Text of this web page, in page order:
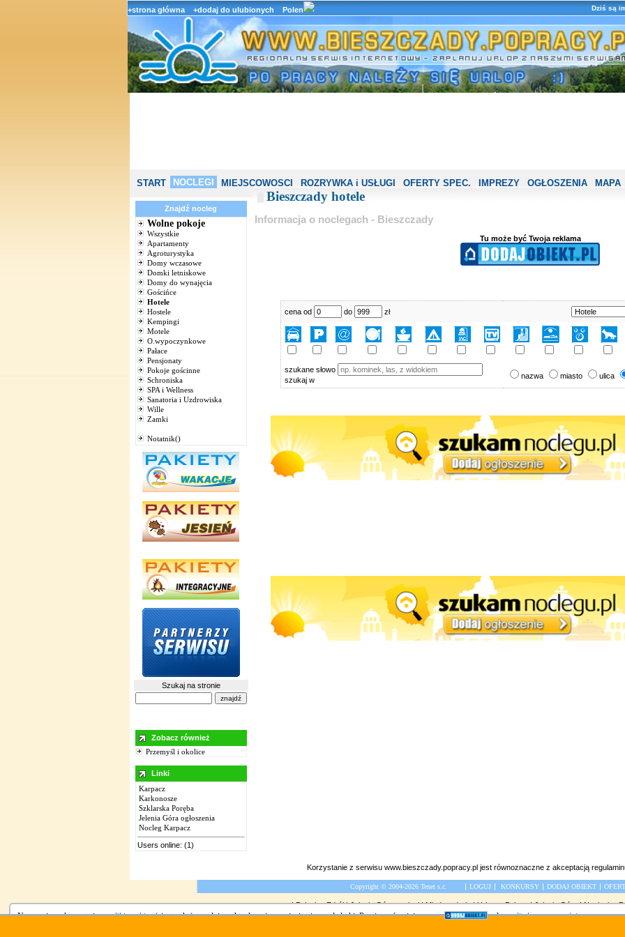
+strona główna +dodaj do ulubionych Polen Dziś są
START NOCLEGI MIEJSCOWOSCI ROZRYWKA i USŁUGI OFERTY SPEC. IMPREZY OGŁOSZENIA MAPA
Znajdź nocleg
Wolne pokoje
Wszystkie
Apartamenty
Agroturystyka
Domy wczasowe
Domki letniskowe
Domy do wynajęcia
Gościńce
Hotele
Hostele
Kempingi
Motele
O.wypoczynkowe
Pałace
Pensjonaty
Pokoje gościnne
Schroniska
SPA i Wellness
Sanatoria i Uzdrowiska
Wille
Zamki
Notatnik()
Szukaj na stronie
Zobacz również
Przemyśl i okolice
Linki
Karpacz
Karkonosze
Szklarska Poręba
Jelenia Góra ogłoszenia
Nocleg Karpacz
Users online: (1)
Bieszczady hotele
Informacja o noclegach - Bieszczady
Tu może być Twoja reklama
cena od do zł
szukane słowo
szukaj w
nazwa miasto ulica
Korzystanie z serwisu www.bieszczady.popracy.pl jest równoznaczne z akceptacją
Copyright © 2004-2026 Tenet s.c. | LOGUJ | KONKURSY | DODAJ OBIEKT |
|Polanica Zdrój|Jelenia Góra noclegi|Międzyzdroje|Urlop w Polsce|Jelenia Góra|Noclegi w
Na stronie wykorzystujemypliki cookies(ciasteczka), zgodnie z aktualnymi ustawieniami przeglądarki. Prosimy również o zapoznanie się z aktualnąpolityką prywatnościstrony.